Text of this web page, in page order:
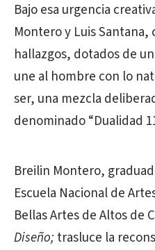
Bajo esa urgencia
Montero y Luis Santana,
hallazgos, dotados de
une al hombre con lo
ser, una mezcla
denominado “Dualidad
Breilin Montero,
Escuela Nacional de
Bellas Artes de Altos de
Diseño; trasluce la